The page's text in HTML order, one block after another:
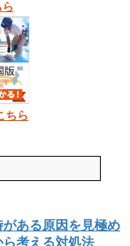
ちら
ある原因を見極め
考える対処法